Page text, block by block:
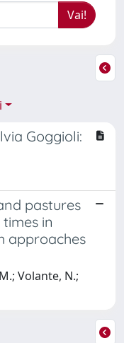
Goggioli:
pastures
in
approaches
Volante, N.;